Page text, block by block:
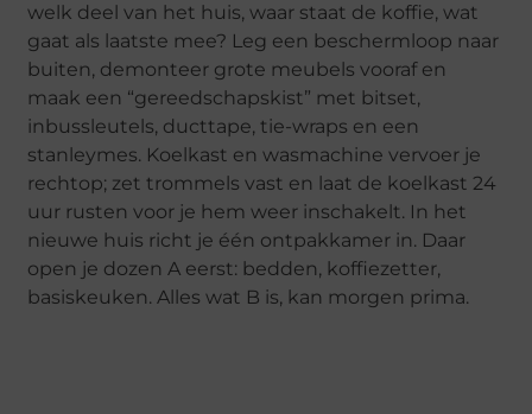
welk deel van het huis, waar staat de koffie, wat
gaat als laatste mee? Leg een beschermloop naar
buiten, demonteer grote meubels vooraf en
maak een “gereedschapskist” met bitset,
inbussleutels, ducttape, tie-wraps en een
stanleymes. Koelkast en wasmachine vervoer je
rechtop; zet trommels vast en laat de koelkast 24
uur rusten voor je hem weer inschakelt. In het
nieuwe huis richt je één ontpakkamer in. Daar
open je dozen A eerst: bedden, koffiezetter,
basiskeuken. Alles wat B is, kan morgen prima.